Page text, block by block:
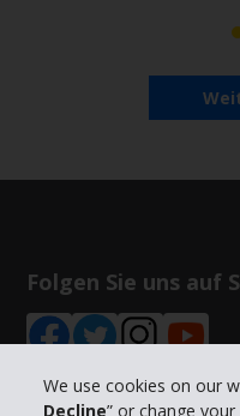
We use cookies on our
Decline” or change
Folgen Sie uns auf